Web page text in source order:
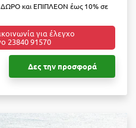
ΔΩΡΟ και ΕΠΙΠΛΕΟΝ έως 10% σε
για έλεγχο
23840 91570
Δες την προσφορά